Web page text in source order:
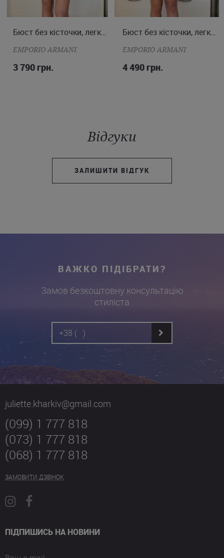
S M L Бюст без кісточки, легко ущільнена чашка
EMPORIO ARMANI
3 790 грн.
M L Бюст без кісточки, легко ущільнена чашка
EMPORIO ARMANI
4 490 грн.
Відгуки
ЗАЛИШИТИ ВІДГУК
ВАЖКО ПІДІБРАТИ?
Замов безкоштовну консультацію
стиліста
juliette.kharkiv@gmail.com
(099) 1 777 818
(073) 1 777 818
(068) 1 777 818
ЗАМОВИТИ ДЗВІНОК
ПІДПИШИСЬ НА НОВИНИ